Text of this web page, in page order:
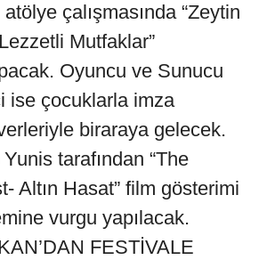
çalışmasında “Zeytin
Mutfaklar”
Oyuncu ve Sunucu
ise çocuklarla imza
biraraya gelecek.
tarafından “The
Altın Hasat” film gösterimi
vurgu yapılacak.
FESTİVALE